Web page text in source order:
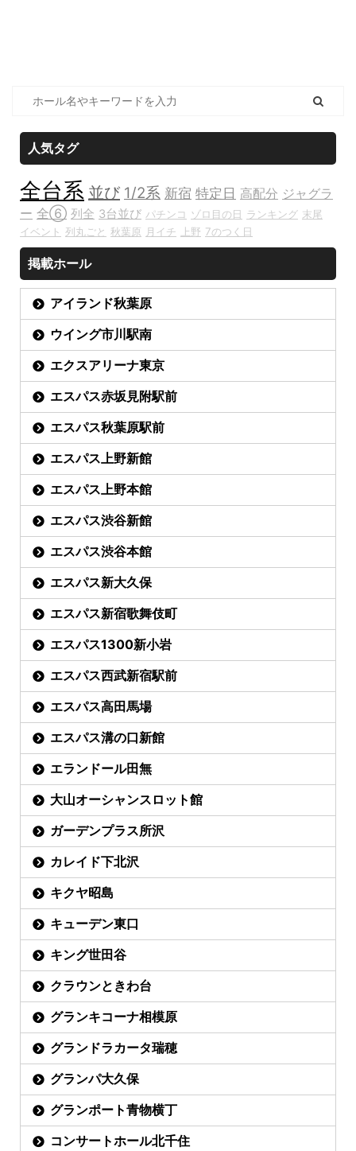
人気タグ
全台系 並び 1/2系 新宿 特定日 高配分 ジャグラ
ー 全⑥ 列全 3台並び パチンコ ゾロ目の日 ランキング 末尾
イベント 列丸ごと 秋葉原 月イチ 上野 7のつく日
掲載ホール
アイランド秋葉原
ウイング市川駅南
エクスアリーナ東京
エスパス赤坂見附駅前
エスパス秋葉原駅前
エスパス上野新館
エスパス上野本館
エスパス渋谷新館
エスパス渋谷本館
エスパス新大久保
エスパス新宿歌舞伎町
エスパス1300新小岩
エスパス西武新宿駅前
エスパス高田馬場
エスパス溝の口新館
エランドール田無
大山オーシャンスロット館
ガーデンプラス所沢
カレイド下北沢
キクヤ昭島
キューデン東口
キング世田谷
クラウンときわ台
グランキコーナ相模原
グランドラカータ瑞穂
グランパ大久保
グランポート青物横丁
コンサートホール北千住